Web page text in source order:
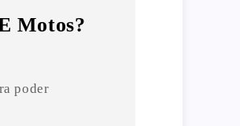
Motos?
poder